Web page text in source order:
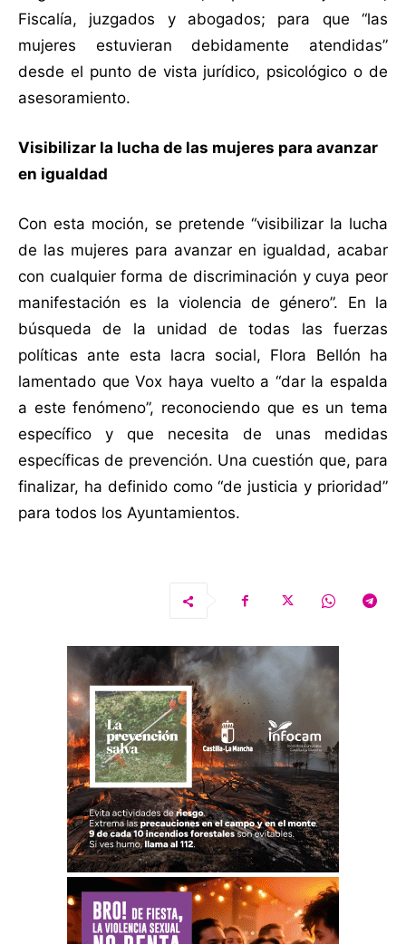
Fiscalía, juzgados y abogados; para que “las
mujeres estuvieran debidamente atendidas”
desde el punto de vista jurídico, psicológico o de
asesoramiento.
Visibilizar la lucha de las mujeres para avanzar
en igualdad
Con esta moción, se pretende “visibilizar la lucha
de las mujeres para avanzar en igualdad, acabar
con cualquier forma de discriminación y cuya peor
manifestación es la violencia de género”. En la
búsqueda de la unidad de todas las fuerzas
políticas ante esta lacra social, Flora Bellón ha
lamentado que Vox haya vuelto a “dar la espalda
a este fenómeno”, reconociendo que es un tema
específico y que necesita de unas medidas
específicas de prevención. Una cuestión que, para
finalizar, ha definido como “de justicia y prioridad”
para todos los Ayuntamientos.